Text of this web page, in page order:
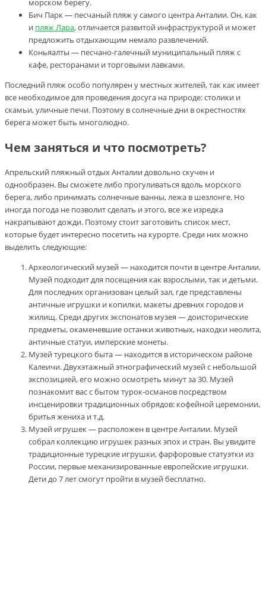
морском берегу.
Бич Парк — песчаный пляж у самого центра Анталии. Он, как
и пляж Лара, отличается развитой инфраструктурой и может
предложить отдыхающим немало развлечений.
Коньяалты — песчано-галечный муниципальный пляж с
кафе, ресторанами и торговыми лавками.
Последний пляж особо популярен у местных жителей, так как имеет
все необходимое для проведения досуга на природе: столики и
скамьи, уличные печи. Поэтому в солнечные дни в окрестностях
берега может быть многолюдно.
Чем заняться и что посмотреть?
Апрельский пляжный отдых Анталии довольно скучен и
однообразен. Вы сможете либо прогуливаться вдоль морского
берега, либо принимать солнечные ванны, лежа в шезлонге. Но
иногда погода не позволит сделать и этого, все же изредка
накрапывают дожди. Поэтому стоит заготовить список мест,
которые будет интересно посетить на курорте. Среди них можно
выделить следующие:
Археологический музей — находится почти в центре Анталии.
Музей подходит для посещения как взрослыми, так и детьми.
Для последних организован целый зал, где представлены
античные игрушки и копилки, макеты древних городов и
жилищ. Среди других экспонатов музея — доисторические
предметы, окаменевшие останки животных, находки неолита,
античные статуи, имперские монеты.
Музей турецкого быта — находится в историческом районе
Калеичи. Двухэтажный этнографический музей с небольшой
экспозицией, его можно осмотреть минут за 30. Музей
познакомит вас с бытом турок-османов посредством
инсценировки традиционных обрядов: кофейной церемонии,
бритья жениха и т.д.
Музей игрушек — расположен в центре Анталии. Музей
собрал коллекцию игрушек разных эпох и стран. Вы увидите
традиционные турецкие игрушки, фарфоровые статуэтки из
России, первые механизированные европейские игрушки.
Дети до 7 лет смогут пройти в музей бесплатно.